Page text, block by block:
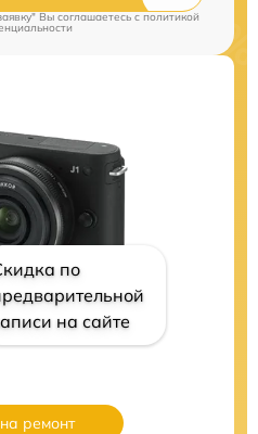
Вы соглашаетесь cполитикой
по
на сайте
ремонт